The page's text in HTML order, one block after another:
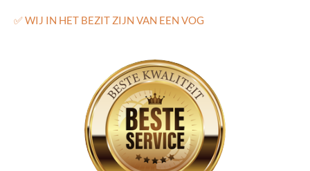
✅WIJ IN HET BEZIT ZIJN VAN EEN VOG